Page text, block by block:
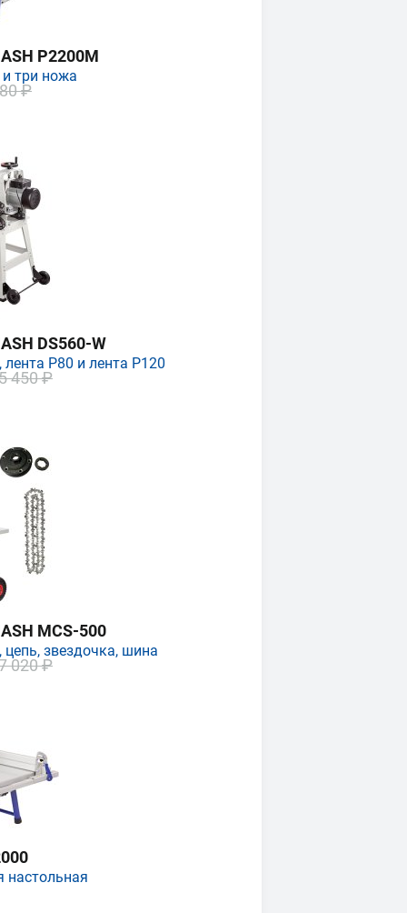
P2200M
три ножа
₽
DS560-W
P80 и лента P120
450 ₽
MCS-500
цепь, звездочка, шина
020 ₽
настольная